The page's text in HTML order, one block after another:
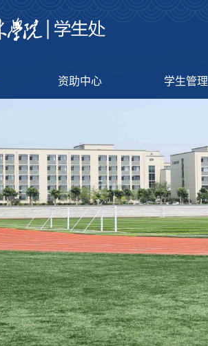
资助中心 学生管理